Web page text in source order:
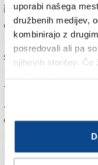
uporabi našega
družbenih medijev,
kombinirajo z
posredovali ali pa
njihovih storitev. Če
ima velik potencial.
dajmo se tega
napovedala še
se bo 18.
Marco Marangon,
tekmovanja, se je
županom briškega
da bi z driko
manjše realnosti
nazdravili in prvič